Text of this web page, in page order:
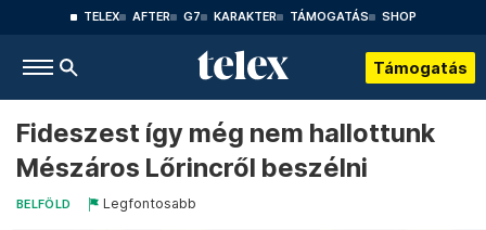
TELEX AFTER G7 KARAKTER TÁMOGATÁS SHOP
Támogatás
Fideszest így még nem hallottunk
Mészáros Lőrincről beszélni
BELFÖLD Legfontosabb